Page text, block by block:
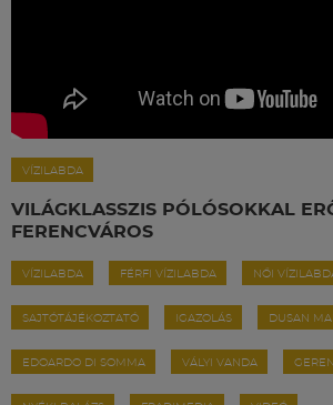
VÍZILABDA
VILÁGKLASSZIS PÓLÓSOKKAL
FERENCVÁROS
VÍZILABDA FÉRFI VÍZILABDA NŐI
SAJTÓTÁJÉKOZTATÓ IGAZOLÁS DUSAN
EDOARDO DI SOMMA VÁLYI VANDA
Hírek
Labdarúgás
Szakosztályok
Meccscenter
Klub